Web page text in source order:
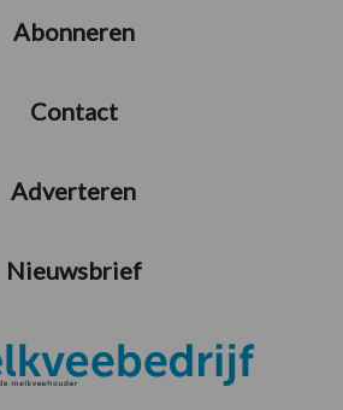
Abonneren
Contact
Adverteren
Nieuwsbrief